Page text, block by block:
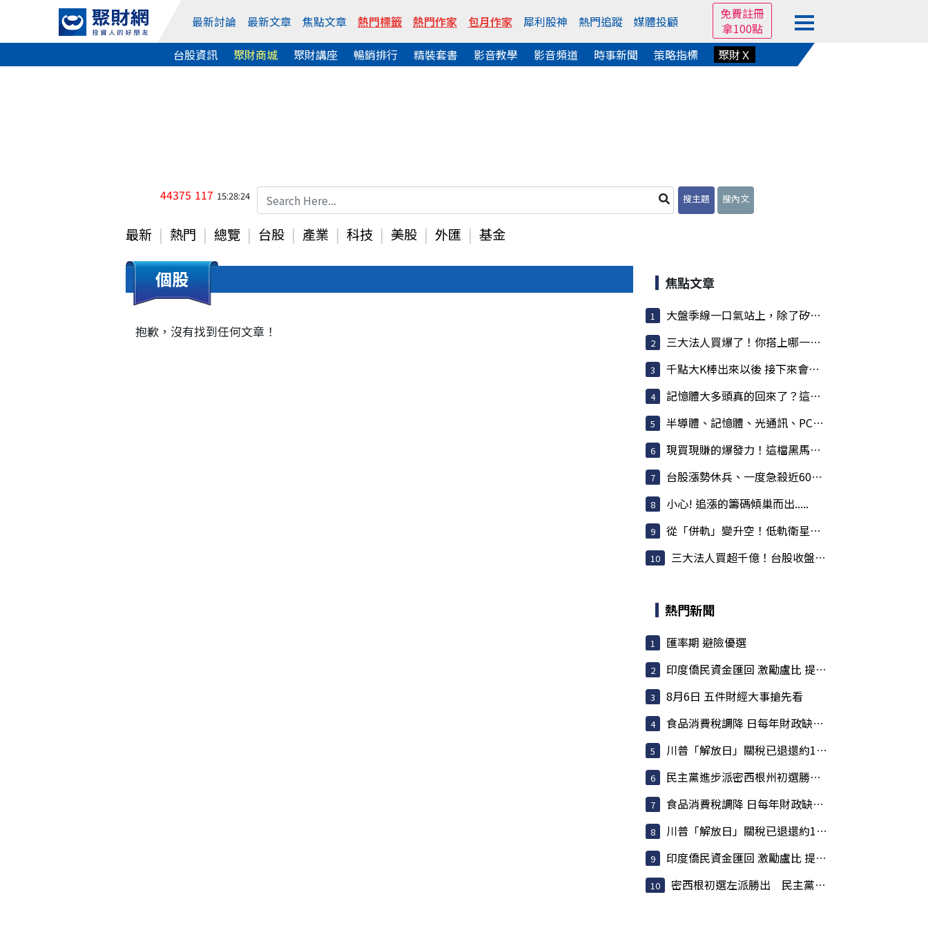
最新討論 最新文章 焦點文章 熱門標籤 熱門作家 包月作家 犀利股神 熱門追蹤 媒體投顧
免費註冊
拿100點
台股資訊
聚財商城 聚財講座 暢銷排行 精裝套書 影音教學 影音頻道 時事新聞 策略指標 聚財Ｘ
44375 117 15:28:24 搜主題 搜內文
最新 熱門 總覽 台股 產業 科技 美股 外匯 基金
個股
抱歉，沒有找到任何文章！
焦點文章
大盤季線一口氣站上，除了矽光子跟記憶體，還有...
三大法人買爆了！你搭上哪一班飆股特快車？
千點大K棒出來以後 接下來會發生什麼事情
記憶體大多頭真的回來了？這波缺貨潮真的會一路...
半導體、記憶體、光通訊、PCB 全面噴發！
現買現賺的爆發力！這檔黑馬股爆量衝鎖死，主力...
台股漲勢休兵、一度急殺近600點！權值股熄火 散...
小心! 追漲的籌碼傾巢而出.....
從「併軌」變升空！低軌衛星全面反攻 華通漲停、...
三大法人買超千億！台股收盤狂漲1250點 台積電領...
熱門新聞
匯率期 避險優選
印度僑民資金匯回 激勵盧比 提振匯率大有助益
8月6日 五件財經大事搶先看
食品消費稅調降 日每年財政缺口估317億美元
川普「解放日」關稅已退還約1000億美元 占已收稅6成
民主黨進步派密西根州初選勝出 挾「左轉」聲勢挑戰建制派
食品消費稅調降 日每年財政缺口估317億美元
川普「解放日」關稅已退還約1000億美元 占已收稅6成
印度僑民資金匯回 激勵盧比 提振匯率大有助益
密西根初選左派勝出 民主黨焦慮升高